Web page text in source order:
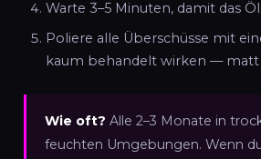
Warte 3–5 Minuten, damit das
Poliere alle Überschüsse mit
kaum behandelt wirken — matt
Wie oft? Alle 2–3 Monate in
feuchten Umgebungen. Wenn